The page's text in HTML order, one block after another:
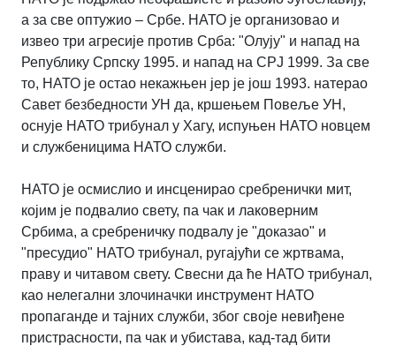
а за све оптужио – Србе. НАТО је организовао и
извео три агресије против Срба: "Олују" и напад на
Републику Српску 1995. и напад на СРЈ 1999. За све
то, НАТО је остао некажњен јер је још 1993. натерао
Савет безбедности УН да, кршењем Повеље УН,
оснује НАТО трибунал у Хагу, испуњен НАТО новцем
и службеницима НАТО служби.
НАТО је осмислио и инсценирао сребренички мит,
којим је подвалио свету, па чак и лаковерним
Србима, а сребреничку подвалу је "доказао" и
"пресудио" НАТО трибунал, ругајући се жртвама,
праву и читавом свету. Свесни да ће НАТО трибунал,
као нелегални злочиначки инструмент НАТО
пропаганде и тајних служби, због своје невиђене
пристрасности, па чак и убистава, кад-тад бити